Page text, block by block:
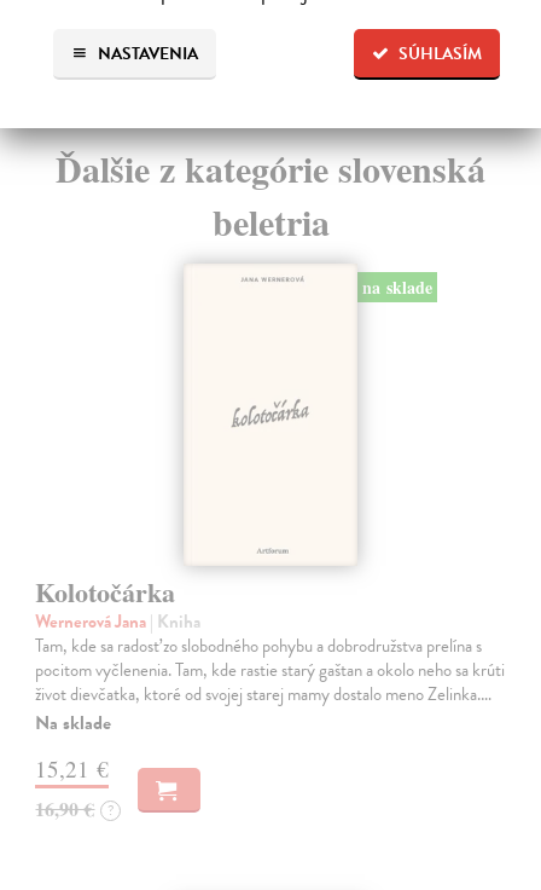
SÚHLASÍM
NASTAVENIA
Ďalšie z kategórie slovenská
beletria
na sklade
Kolotočárka
Wernerová Jana| Kniha
Tam, kde sa radosť zo slobodného pohybu a dobrodružstva prelína s
pocitom vyčlenenia. Tam, kde rastie starý gaštan a okolo neho sa krúti
život dievčatka, ktoré od svojej starej mamy dostalo meno Zelinka.…
Na sklade
15,21 €
16,90 € ?